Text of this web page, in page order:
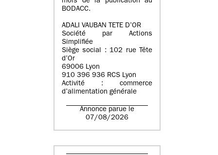
BODACC.
ADALI VAUBAN TETE D’OR
Société par Actions
Simplifiée
Siège social : 102 rue Tête
d’Or
69006 Lyon
910 396 936 RCS Lyon
Activité : commerce
d’alimentation générale
Annonce parue le
07/08/2026